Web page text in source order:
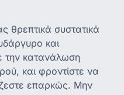
θρεπτικά συστατικά
και
την κατανάλωση
και φροντίστε να
επαρκώς. Μην